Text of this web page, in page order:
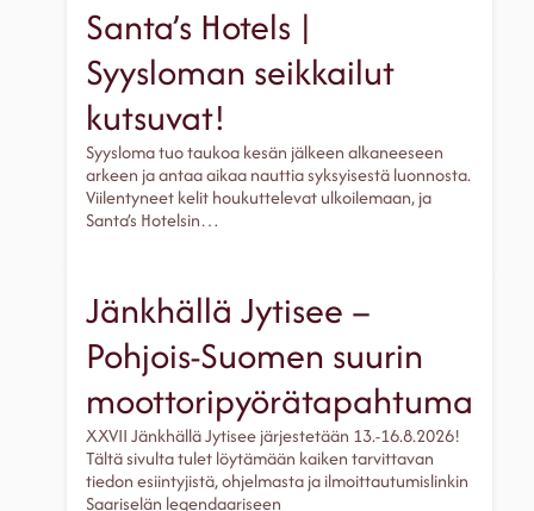
Santa’s Hotels |
Syysloman seikkailut
kutsuvat!
Syysloma tuo taukoa kesän jälkeen alkaneeseen
arkeen ja antaa aikaa nauttia syksyisestä luonnosta.
Viilentyneet kelit houkuttelevat ulkoilemaan, ja
Santa’s Hotelsin…
Jänkhällä Jytisee –
Pohjois-Suomen suurin
moottoripyörätapahtuma
XXVII Jänkhällä Jytisee järjestetään 13.-16.8.2026!
Tältä sivulta tulet löytämään kaiken tarvittavan
tiedon esiintyjistä, ohjelmasta ja ilmoittautumislinkin
Saariselän legendaariseen